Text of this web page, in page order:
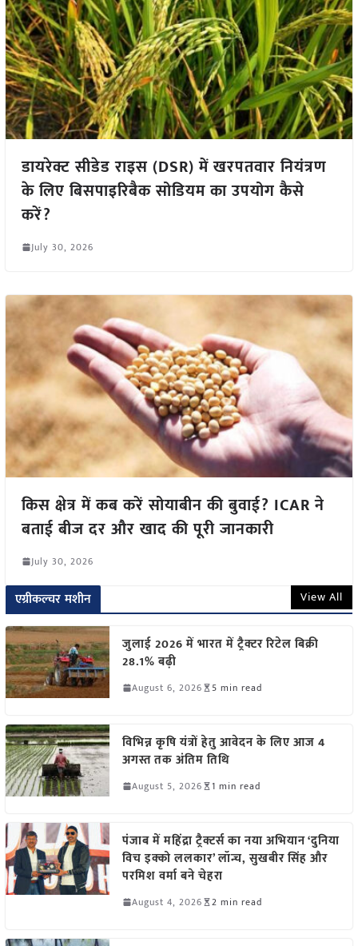
डायरेक्ट सीडेड राइस (DSR) में खरपतवार नियंत्रण
के लिए बिसपाइरिबैक सोडियम का उपयोग कैसे
करें?
July 30, 2026
किस क्षेत्र में कब करें सोयाबीन की बुवाई? ICAR ने
बताई बीज दर और खाद की पूरी जानकारी
July 30, 2026
एग्रीकल्चर मशीन View All
जुलाई 2026 में भारत में ट्रैक्टर रिटेल बिक्री
28.1% बढ़ी
August 6, 2026 5 min read
विभिन्न कृषि यंत्रों हेतु आवेदन के लिए आज 4
अगस्त तक अंतिम तिथि
August 5, 2026 1 min read
पंजाब में महिंद्रा ट्रैक्टर्स का नया अभियान ‘दुनिया
विच इक्को ललकार’ लॉन्च, सुखबीर सिंह और
परमिश वर्मा बने चेहरा
August 4, 2026 2 min read